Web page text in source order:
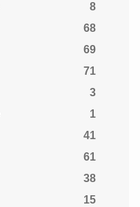
8
68
69
71
3
1
41
61
38
15